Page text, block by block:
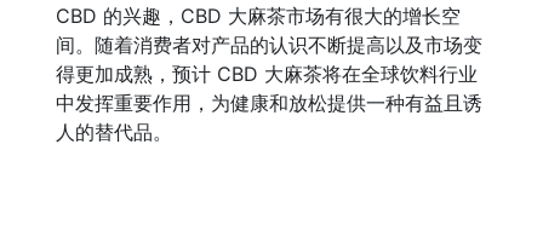
CBD 的兴趣，CBD 大麻茶市场有很大的增长空
间。随着消费者对产品的认识不断提高以及市场变
得更加成熟，预计 CBD 大麻茶将在全球饮料行业
中发挥重要作用，为健康和放松提供一种有益且诱
人的替代品。